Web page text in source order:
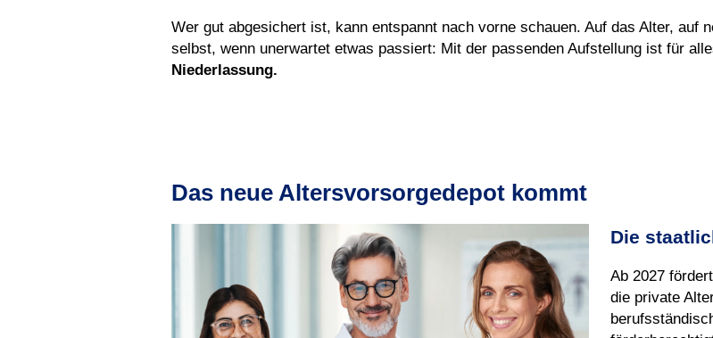
Wer gut abgesichert ist, kann entspannt nach vorne schauen. Auf das Alter, auf
selbst, wenn unerwartet etwas passiert: Mit der passenden Aufstellung ist für
Niederlassung.
Das neue Altersvorsorgedepot kommt
Die
Ab 2027
die private